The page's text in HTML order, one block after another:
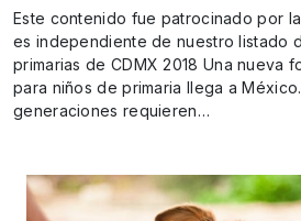
Este contenido fue patrocinado por
es independiente de nuestro listado
primarias de CDMX 2018 Una nueva
para niños de primaria llega a
generaciones requieren…